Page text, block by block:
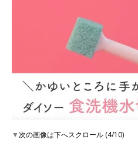
▼次の画像は下へスクロール (4/10)